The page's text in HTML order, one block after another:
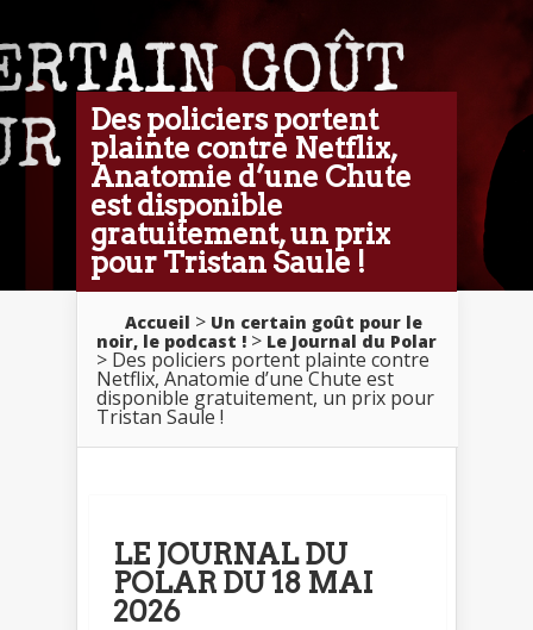
Des policiers portent
plainte contre Netflix,
Anatomie d’une Chute
est disponible
gratuitement, un prix
pour Tristan Saule !
Accueil > Un certain goût pour le
noir, le podcast ! > Le Journal du Polar
> Des policiers portent plainte contre
Netflix, Anatomie d’une Chute est
disponible gratuitement, un prix pour
Tristan Saule !
LE JOURNAL DU
POLAR DU 18 MAI
2026